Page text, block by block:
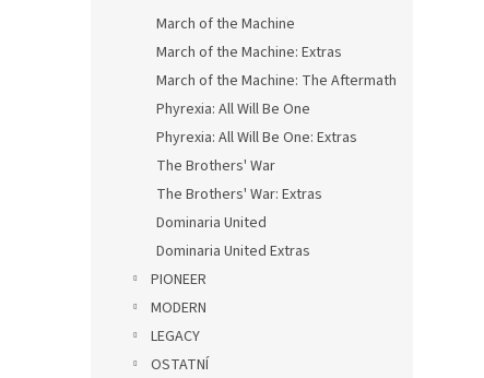
March of the Machine
March of the Machine: Extras
March of the Machine: The Aftermath
Phyrexia: All Will Be One
Phyrexia: All Will Be One: Extras
The Brothers' War
The Brothers' War: Extras
Dominaria United
Dominaria United Extras
PIONEER
MODERN
LEGACY
OSTATNÍ